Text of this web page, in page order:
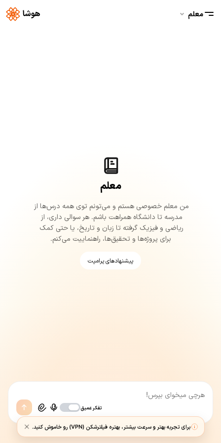
برای تجربه بهتر و سرعت بیشتر، بهتره فیلترشکن (VPN) رو خاموش کنید.
معلم
معلم
من معلم خصوصی هستم و می‌تونم توی همه درس‌ها
از
مدرسه تا دانشگاه همراهت باشم. هر سوالی داری، از
ریاضی و فیزیک گرفته تا زبان و تاریخ، یا حتی کمک
برای پروژه‌ها و تحقیق‌ها، راهنماییت می‌کنم.
پیشنهادهای پرامپت
تفکر عمیق
هوش مصنوعی ممکن است اشتباه کند؛ اطلاعات مهم را بررسی کنید.